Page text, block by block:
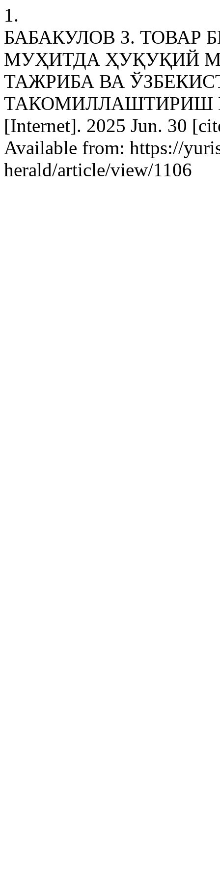
1.
БАБАКУЛОВ З. ТОВАР
МУҲИТДА ҲУҚУҚИЙ
ТАЖРИБА ВА
ТАКОМИЛЛАШТИРИШ
[Internet]. 2025 Jun. 30
Available from: https://
herald/article/view/1106